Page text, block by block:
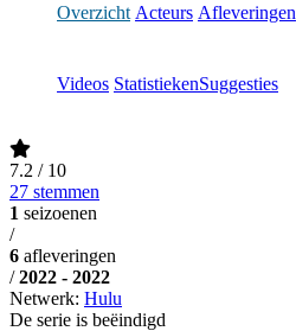
Overzicht Acteurs Afleveringen
Videos StatistiekenSuggesties
7.2 / 10
27 stemmen
1 seizoenen
/
6 afleveringen
/ 2022 - 2022
Netwerk: Hulu
De serie is beëindigd